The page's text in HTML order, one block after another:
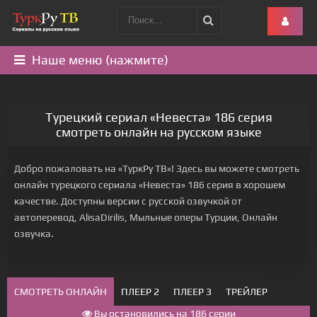
Наше меню (нажмите)
Турецкий сериал «Невеста» 186 серия
смотреть онлайн на русском языке
Добро пожаловать на «ТуркРу ТВ»! Здесь вы можете смотреть
онлайн турецкого сериала «Невеста» 186 серия в хорошем
качестве. Доступны версии с русской озвучкой от
автоперевод, AlisaDirilis, Мыльные оперы Турции, Онлайн
озвучка.
СМОТРЕТЬ ОНЛАЙН ПЛЕЕР 2 ПЛЕЕР 3
ТРЕЙЛЕР
Вы остановились на 186 серии